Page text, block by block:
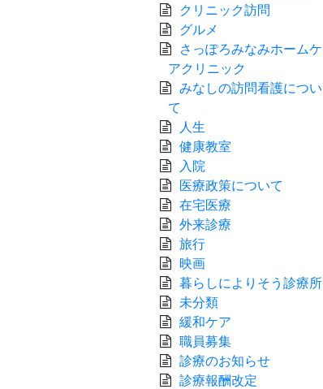
クリニック訪問
グルメ
さっぽろみなみホームケ
アクリニック
みなしの訪問看護につい
て
人生
健康教室
入院
医療政策について
在宅医療
外来診療
旅行
映画
暮らしによりそう診療所
未分類
緩和ケア
職員募集
診療のお知らせ
診療報酬改定